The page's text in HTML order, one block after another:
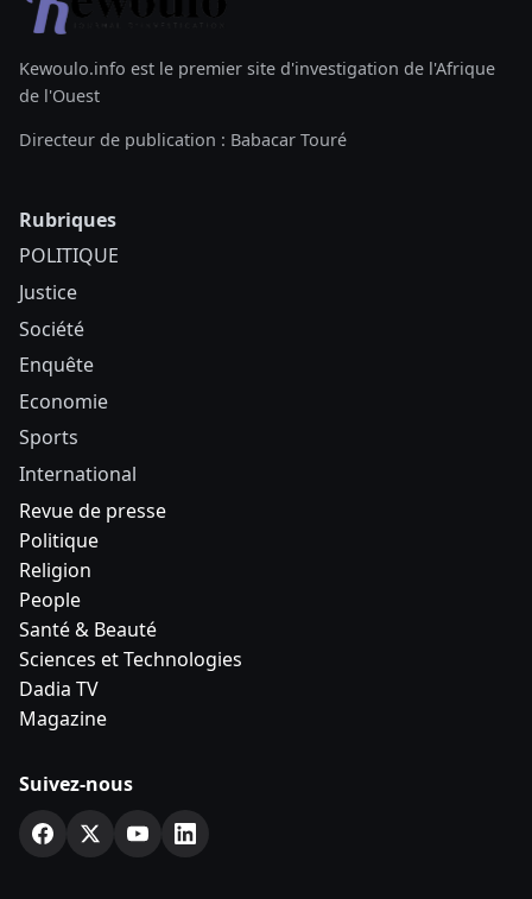
Kewoulo.info est le premier site d'investigation de l'Afrique
de l'Ouest
Directeur de publication : Babacar Touré
Rubriques
POLITIQUE
Justice
Société
Enquête
Economie
Sports
International
Revue de presse
Politique
Religion
People
Santé & Beauté
Sciences et Technologies
Dadia TV
Magazine
Suivez-nous